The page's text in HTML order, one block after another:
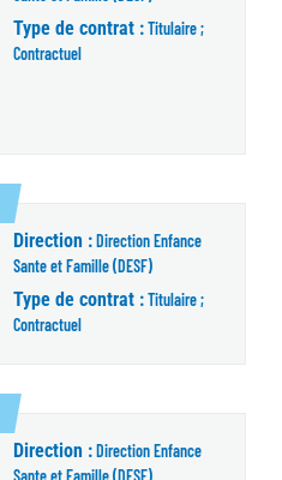
Type de contrat :Titulaire ;
Contractuel
(Nouvelle fenêtre)
Direction :Direction Enfance
Sante et Famille (DESF)
Type de contrat :Titulaire ;
Contractuel
(Nouvelle fenêtre)
Direction :Direction Enfance